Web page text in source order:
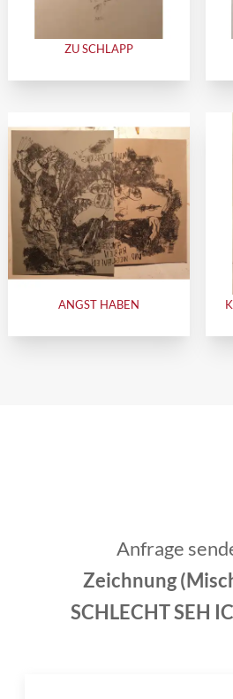
ZU SCHLAPP
ANGST HABEN
Anfrage
Zeichnung
SCHLECHT SEH